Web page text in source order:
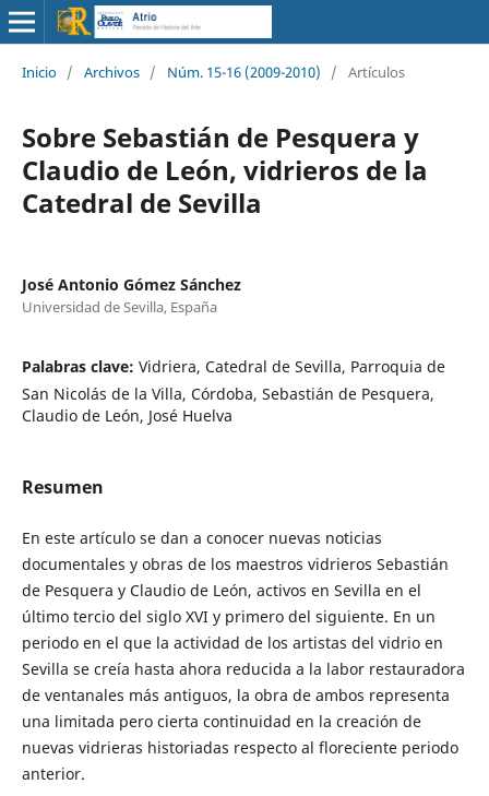
Inicio / Archivos / Núm. 15-16 (2009-2010) / Artículos
Sobre Sebastián de Pesquera y
Claudio de León, vidrieros de la
Catedral de Sevilla
José Antonio Gómez Sánchez
Universidad de Sevilla, España
Palabras clave: Vidriera, Catedral de Sevilla, Parroquia de
San Nicolás de la Villa, Córdoba, Sebastián de Pesquera,
Claudio de León, José Huelva
Resumen
En este artículo se dan a conocer nuevas noticias
documentales y obras de los maestros vidrieros Sebastián
de Pesquera y Claudio de León, activos en Sevilla en el
último tercio del siglo XVI y primero del siguiente. En un
periodo en el que la actividad de los artistas del vidrio en
Sevilla se creía hasta ahora reducida a la labor restauradora
de ventanales más antiguos, la obra de ambos representa
una limitada pero cierta continuidad en la creación de
nuevas vidrieras historiadas respecto al floreciente periodo
anterior.